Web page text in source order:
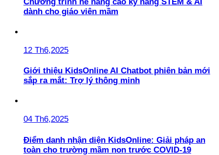
dành cho giáo viên mầm
12 Th6,2025
Giới thiệu KidsOnline AI Chatbot phiên bản mới
sắp ra mắt: Trợ lý thông minh
04 Th6,2025
Điểm danh nhận diện KidsOnline: Giải pháp an
toàn cho trường mầm non trước COVID-19